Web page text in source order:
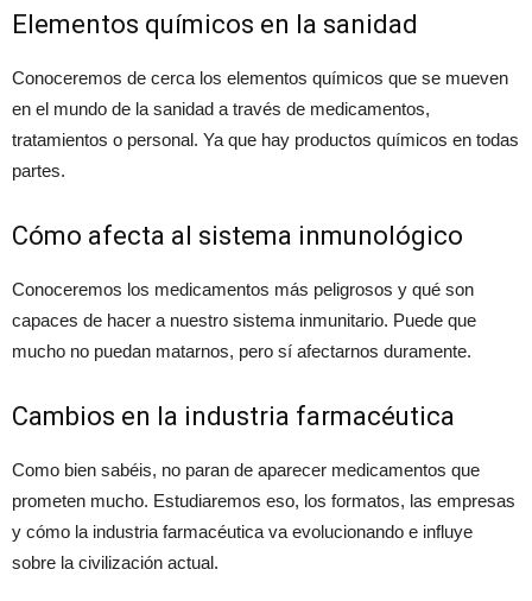
Elementos químicos en la sanidad
Conoceremos de cerca los elementos químicos que se mueven
en el mundo de la sanidad a través de medicamentos,
tratamientos o personal. Ya que hay productos químicos en todas
partes.
Cómo afecta al sistema inmunológico
Conoceremos los medicamentos más peligrosos y qué son
capaces de hacer a nuestro sistema inmunitario. Puede que
mucho no puedan matarnos, pero sí afectarnos duramente.
Cambios en la industria farmacéutica
Como bien sabéis, no paran de aparecer medicamentos que
prometen mucho. Estudiaremos eso, los formatos, las empresas
y cómo la industria farmacéutica va evolucionando e influye
sobre la civilización actual.